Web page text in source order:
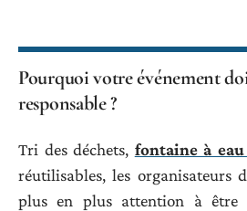
Pourquoi votre événement
responsable ?
Tri des déchets, fontaine à
réutilisables, les organisateurs
plus en plus attention à être